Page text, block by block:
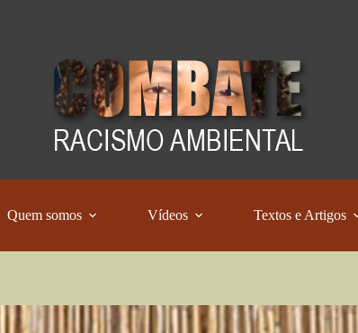
Quem somos Vídeos Textos e Artigos